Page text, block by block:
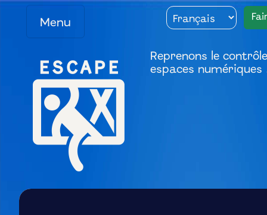
Menu
Reprenons le
espaces numériques